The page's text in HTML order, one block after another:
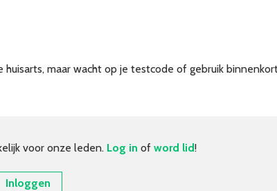
maar wacht op je testcode of gebruik
voor onze leden. Log in of word lid!
Inloggen